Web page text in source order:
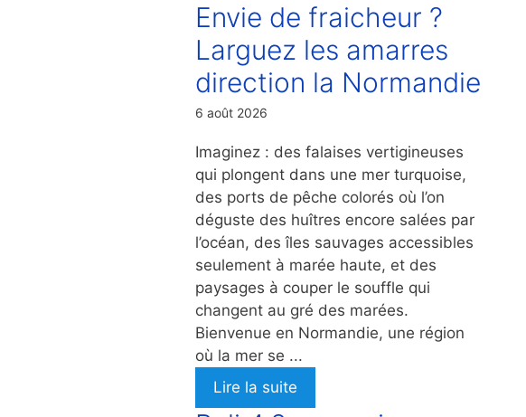
Envie de fraicheur ?
Larguez les amarres
direction la Normandie
6 août 2026
Imaginez : des falaises vertigineuses
qui plongent dans une mer turquoise,
des ports de pêche colorés où l’on
déguste des huîtres encore salées par
l’océan, des îles sauvages accessibles
seulement à marée haute, et des
paysages à couper le souffle qui
changent au gré des marées.
Bienvenue en Normandie, une région
où la mer se ...
Lire la suite